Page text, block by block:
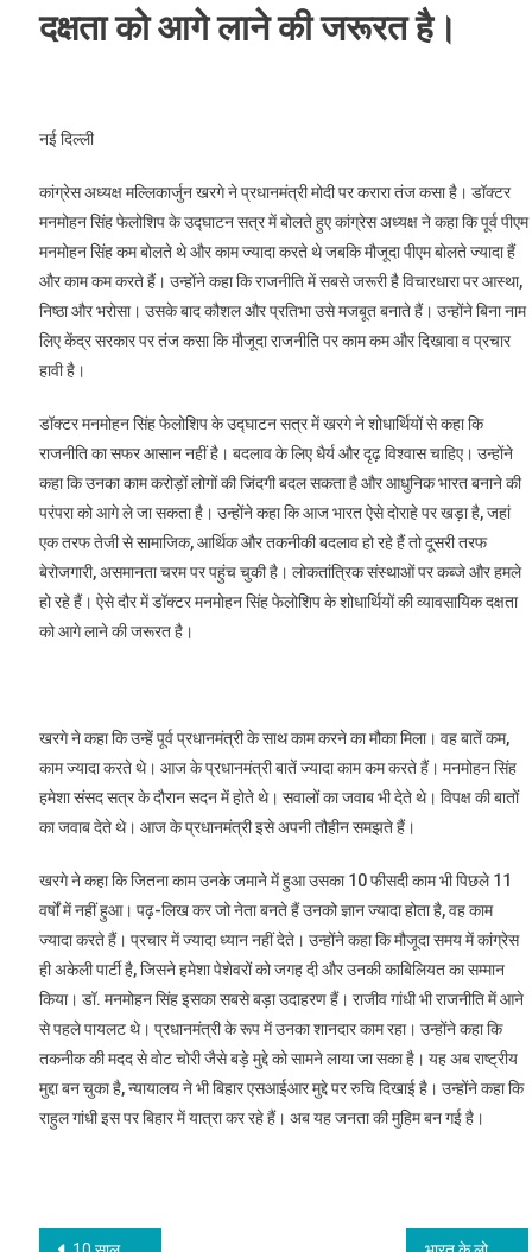
दक्षता को आगे लाने की जरूरत है।
नई दिल्ली
कांग्रेस अध्यक्ष मल्लिकार्जुन खरगे ने प्रधानमंत्री मोदी पर करारा तंज कसा है। डॉक्टर
मनमोहन सिंह फेलोशिप के उद्घाटन सत्र में बोलते हुए कांग्रेस अध्यक्ष ने कहा कि पूर्व पीएम
मनमोहन सिंह कम बोलते थे और काम ज्यादा करते थे जबकि मौजूदा पीएम बोलते ज्यादा हैं
और काम कम करते हैं। उन्होंने कहा कि राजनीति में सबसे जरूरी है विचारधारा पर आस्था,
निष्ठा और भरोसा। उसके बाद कौशल और प्रतिभा उसे मजबूत बनाते हैं। उन्होंने बिना नाम
लिए केंद्र सरकार पर तंज कसा कि मौजूदा राजनीति पर काम कम और दिखावा व प्रचार
हावी है।
डॉक्टर मनमोहन सिंह फेलोशिप के उद्घाटन सत्र में खरगे ने शोधार्थियों से कहा कि
राजनीति का सफर आसान नहीं है। बदलाव के लिए धैर्य और दृढ़ विश्वास चाहिए। उन्होंने
कहा कि उनका काम करोड़ों लोगों की जिंदगी बदल सकता है और आधुनिक भारत बनाने की
परंपरा को आगे ले जा सकता है। उन्होंने कहा कि आज भारत ऐसे दोराहे पर खड़ा है, जहां
एक तरफ तेजी से सामाजिक, आर्थिक और तकनीकी बदलाव हो रहे हैं तो दूसरी तरफ
बेरोजगारी, असमानता चरम पर पहुंच चुकी है। लोकतांत्रिक संस्थाओं पर कब्जे और हमले
हो रहे हैं। ऐसे दौर में डॉक्टर मनमोहन सिंह फेलोशिप के शोधार्थियों की व्यावसायिक दक्षता
को आगे लाने की जरूरत है।
खरगे ने कहा कि उन्हें पूर्व प्रधानमंत्री के साथ काम करने का मौका मिला। वह बातें कम,
काम ज्यादा करते थे। आज के प्रधानमंत्री बातें ज्यादा काम कम करते हैं। मनमोहन सिंह
हमेशा संसद सत्र के दौरान सदन में होते थे। सवालों का जवाब भी देते थे। विपक्ष की बातों
का जवाब देते थे। आज के प्रधानमंत्री इसे अपनी तौहीन समझते हैं।
खरगे ने कहा कि जितना काम उनके जमाने में हुआ उसका 10 फीसदी काम भी पिछले 11
वर्षों में नहीं हुआ। पढ़-लिख कर जो नेता बनते हैं उनको ज्ञान ज्यादा होता है, वह काम
ज्यादा करते हैं। प्रचार में ज्यादा ध्यान नहीं देते। उन्होंने कहा कि मौजूदा समय में कांग्रेस
ही अकेली पार्टी है, जिसने हमेशा पेशेवरों को जगह दी और उनकी काबिलियत का सम्मान
किया। डॉ. मनमोहन सिंह इसका सबसे बड़ा उदाहरण हैं। राजीव गांधी भी राजनीति में आने
से पहले पायलट थे। प्रधानमंत्री के रूप में उनका शानदार काम रहा। उन्होंने कहा कि
तकनीक की मदद से वोट चोरी जैसे बड़े मुद्दे को सामने लाया जा सका है। यह अब राष्ट्रीय
मुद्दा बन चुका है, न्यायालय ने भी बिहार एसआईआर मुद्दे पर रुचि दिखाई है। उन्होंने कहा कि
राहुल गांधी इस पर बिहार में यात्रा कर रहे हैं। अब यह जनता की मुहिम बन गई है।